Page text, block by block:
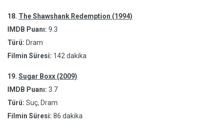
18. The Shawshank Redemption (1994)
IMDB Puanı: 9.3
Türü: Dram
Filmin Süresi: 142 dakika
19. Sugar Boxx (2009)
IMDB Puanı: 3.7
Türü: Suç, Dram
Filmin Süresi: 86 dakika